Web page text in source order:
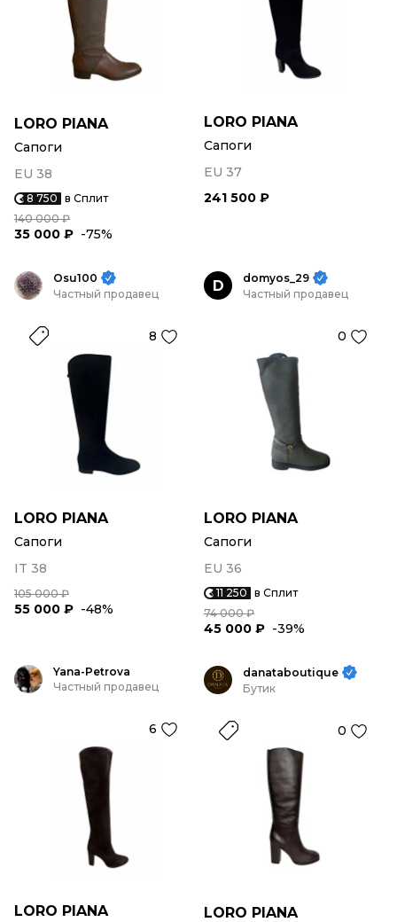
LORO PIANA
Сапоги
EU 38
8 750 в Сплит
140 000 ₽
35 000 ₽ -75%
LORO PIANA
Сапоги
EU 37
241 500 ₽
Osu100
Частный продавец
8
LORO PIANA
Сапоги
IT 38
105 000 ₽
55 000 ₽ -48%
D
domyos_29
Частный продавец
0
LORO PIANA
Сапоги
EU 36
11 250 в Сплит
74 000 ₽
45 000 ₽ -39%
Yana-Petrova
Частный продавец
6
LORO PIANA
danataboutique
Бутик
0
LORO PIANA